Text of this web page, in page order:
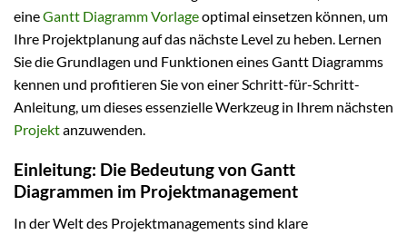
eineGantt Diagramm Vorlageoptimal einsetzen können, um
Ihre Projektplanung auf das nächste Level zu heben. Lernen
Sie die Grundlagen und Funktionen eines Gantt Diagramms
kennen und profitieren Sie von einer Schritt-für-Schritt-
Anleitung, um dieses essenzielle Werkzeug in Ihrem nächsten
Projektanzuwenden.
Einleitung: Die Bedeutung von Gantt
Diagrammen im Projektmanagement
In der Welt des Projektmanagements sind klare